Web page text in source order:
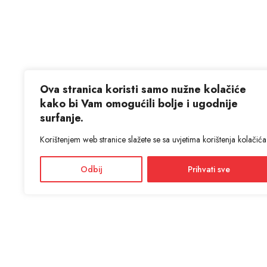
Ova stranica koristi samo nužne kolačiće
kako bi Vam omogućili bolje i ugodnije
surfanje.
Korištenjem web stranice slažete se sa uvjetima korištenja kolačića
Odbij Prihvati sve